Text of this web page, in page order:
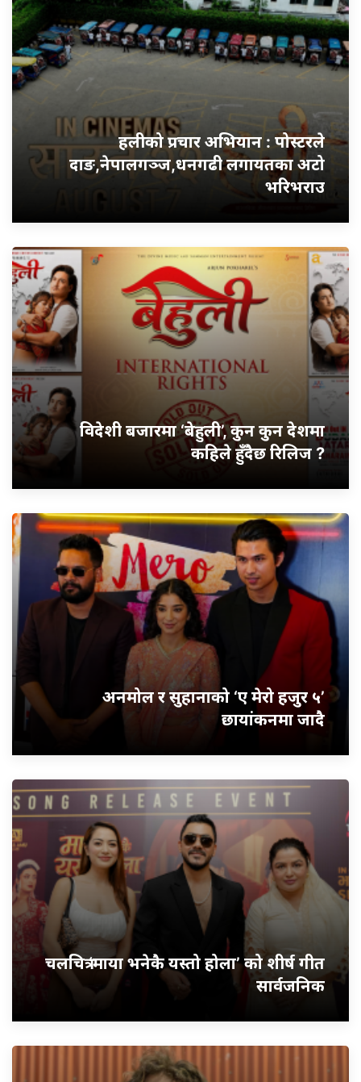
हलीको प्रचार अभियान : पोस्टरले
दाङ,नेपालगञ्ज,धनगढी लगायतका अटो
भरिभराउ
विदेशी बजारमा ‘बेहुली’, कुन कुन देशमा
कहिले हुँदैछ रिलिज ?
अनमोल र सुहानाको ‘ए मेरो हजुर ५’
छायांकनमा जादै
चलचित्र ‘माया भनेकै यस्तो होला’ को शीर्ष गीत
सार्वजनिक